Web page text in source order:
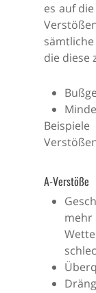
es auf
die diese
A-Verstöße
mehr